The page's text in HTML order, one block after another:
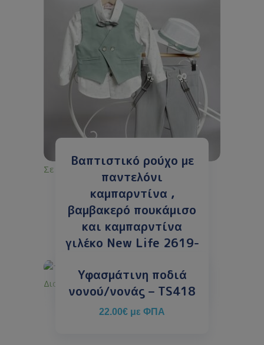
Βαπτιστικό ρούχο με
παντελόνι
καμπαρντίνα ,
βαμβακερό πουκάμισο
και καμπαρντίνα
γιλέκο New Life 2619-
149.00€ 99.00€με ΦΠΑ
Σε απόθεμα
Υφασμάτινη ποδιά
νονού/νονάς – TS418
22.00€ με ΦΠΑ
Διαθέσιμο κατόπιν παραγγελίας